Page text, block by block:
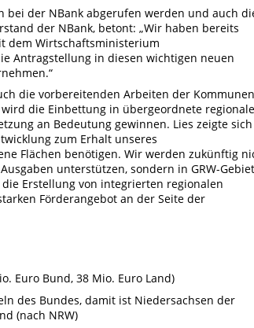
der NBank abgerufen werden und auch
der NBank, betont: „Wir haben bereits
dem Wirtschaftsministerium
Antragstellung in diesen wichtigen neuen
die vorbereitenden Arbeiten der Kommunen
die Einbettung in übergeordnete regionale
an Bedeutung gewinnen. Lies zeigte sich
zum Erhalt unseres
Flächen benötigen. Wir werden zukünftig
unterstützen, sondern in GRW-
Erstellung von integrierten regionalen
Förderangebot an der Seite der
Euro Bund, 38 Mio. Euro Land)
des Bundes, damit ist Niedersachsen der
(nach NRW)